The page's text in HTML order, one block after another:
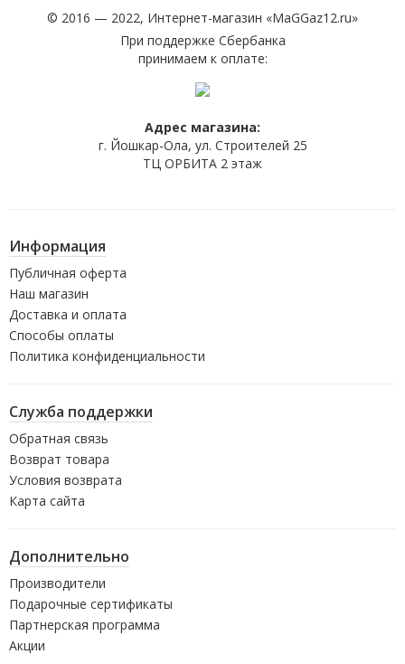
© 2016 — 2022, Интернет-магазин «MaGGaz12.ru»
При поддержке Сбербанка
принимаем к оплате:
Адрес магазина:
г. Йошкар-Ола, ул. Строителей 25
ТЦ ОРБИТА 2 этаж
Информация
Публичная оферта
Наш магазин
Доставка и оплата
Способы оплаты
Политика конфиденциальности
Служба поддержки
Обратная связь
Возврат товара
Условия возврата
Карта сайта
Дополнительно
Производители
Подарочные сертификаты
Партнерская программа
Акции